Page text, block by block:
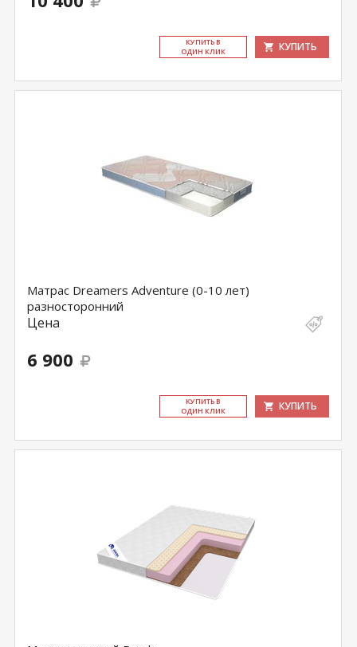
КУ­ПИТЬ В
ОДИН КЛИК
КУПИТЬ
Матрас Dreamers Adventure (0-10 лет)
разносторонний
Цена
6 900
КУ­ПИТЬ В
ОДИН КЛИК
КУПИТЬ